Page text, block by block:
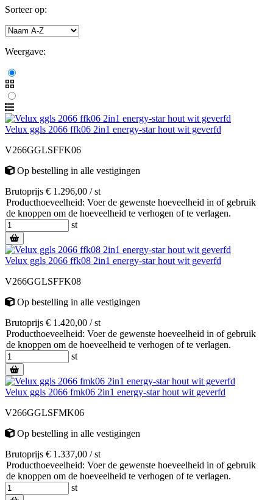
Sorteer op:
Weergave:
Velux ggls 2066 ffk06 2in1 energy-star hout wit geverfd
V266GGLSFFK06
Op bestelling in alle vestigingen
Brutoprijs € 1.296,00 / st
Producthoeveelheid: Voer de gewenste hoeveelheid in of gebruik
de knoppen om de hoeveelheid te verhogen of te verlagen.
st
Velux ggls 2066 ffk08 2in1 energy-star hout wit geverfd
V266GGLSFFK08
Op bestelling in alle vestigingen
Brutoprijs € 1.420,00 / st
Producthoeveelheid: Voer de gewenste hoeveelheid in of gebruik
de knoppen om de hoeveelheid te verhogen of te verlagen.
st
Velux ggls 2066 fmk06 2in1 energy-star hout wit geverfd
V266GGLSFMK06
Op bestelling in alle vestigingen
Brutoprijs € 1.337,00 / st
Producthoeveelheid: Voer de gewenste hoeveelheid in of gebruik
de knoppen om de hoeveelheid te verhogen of te verlagen.
st